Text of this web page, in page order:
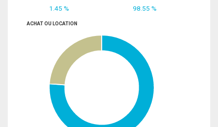
1.45 % 98.55 %
ACHAT OU LOCATION